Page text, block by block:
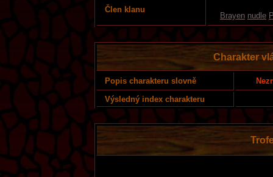
Člen klanu
Brayen nudle
Charakter
Popis charakteru slovně
Výsledný index charakteru